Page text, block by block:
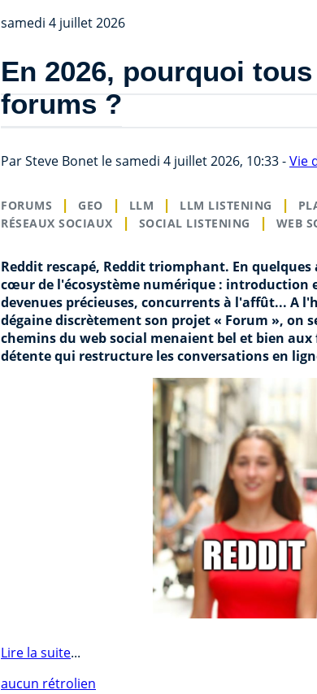
samedi 4 juillet 2026
En 2026, pourquoi
forums ?
Par Steve Bonet le samedi 4 juillet 2026, 10:33 -Vie
FORUMS GEO LLM LLM LISTENING
RÉSEAUX SOCIAUX
SOCIAL LISTENING WEB
Reddit rescapé, Reddit triomphant. En
cœur de l'écosystème numérique : introduction
devenues précieuses, concurrents à l'affût... A
dégaine discrètement son projet « Forum », on
chemins du web social menaient bel et bien
détente qui restructure les conversations en
Lire la suite...
aucun rétrolien